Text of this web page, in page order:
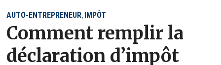
AUTO-ENTREPRENEUR, IMPÔT
Comment remplir la
déclaration d’impôt